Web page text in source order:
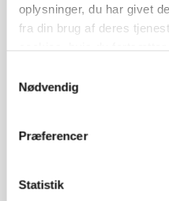
oplysninger, du har givet
fra din brug af deres
Nødvendig
Præferencer
Statistik